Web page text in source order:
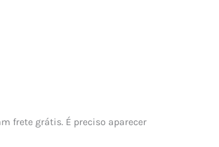
frete grátis. É preciso aparecer